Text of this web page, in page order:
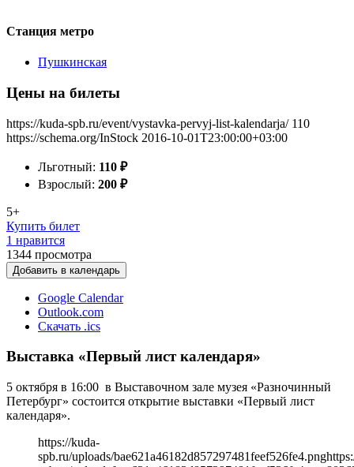
Станция метро
Пушкинская
Цены на билеты
https://kuda-spb.ru/event/vystavka-pervyj-list-kalendarja/ 110
https://schema.org/InStock 2016-10-01T23:00:00+03:00
Льготный: 110 ₽
Взрослый: 200 ₽
5+
Купить билет
1 нравится
1344 просмотра
Добавить в календарь
Google Calendar
Outlook.com
Скачать .ics
Выставка «Первый лист календаря»
5 октября в 16:00 в Выставочном зале музея «Разночинный
Петербург» состоится открытие выставки «Первый лист
календаря».
https://kuda-
spb.ru/uploads/bae621a46182d857297481feef526fe4.png